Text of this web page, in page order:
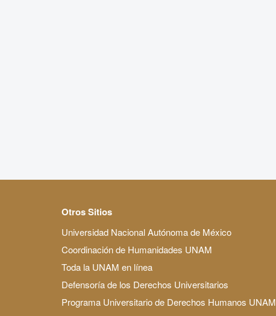
Otros Sitios
Universidad Nacional Autónoma de México
Coordinación de Humanidades UNAM
Toda la UNAM en línea
Defensoría de los Derechos Universitarios
Programa Universitario de Derechos Humanos UNAM